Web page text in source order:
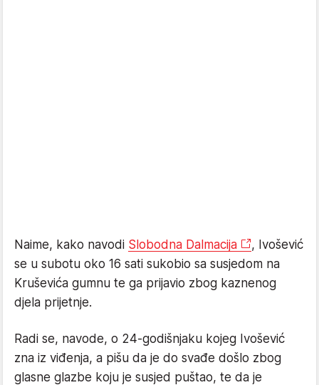
Naime, kako navodi Slobodna Dalmacija
, Ivošević
se u subotu oko 16 sati sukobio sa susjedom na
Kruševića gumnu te ga prijavio zbog kaznenog
djela prijetnje.
Radi se, navode, o 24-godišnjaku kojeg Ivošević
zna iz viđenja, a pišu da je do svađe došlo zbog
glasne glazbe koju je susjed puštao, te da je